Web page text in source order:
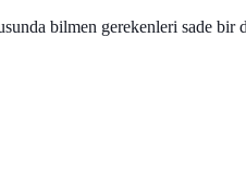
bilmen gerekenleri sade